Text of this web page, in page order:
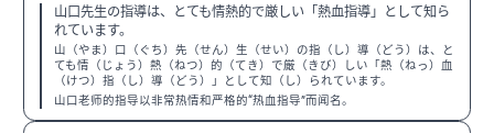
山口先生の指導は、とても情熱的で厳しい「熱血指導」として知ら
れています。
山（やま）口（ぐち）先（せん）生（せい）の指（し）導（どう）は、と
ても情（じょう）熱（ねつ）的（てき）で厳（きび）しい「熱（ねっ）血
（けつ）指（し）導（どう）」として知（し）られています。
山口老师的指导以非常热情和严格的“热血指导”而闻名。